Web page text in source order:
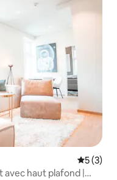
5 (3)
haut plafond |